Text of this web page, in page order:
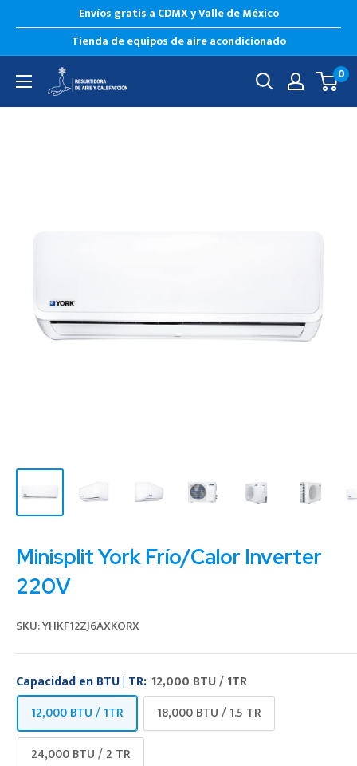
Envíos gratis a CDMX y Valle de México
Tienda de equipos de aire acondicionado
0
Minisplit York Frío/Calor Inverter
220V
SKU:YHKF12ZJ6AXKORX
Capacidad en BTU | TR: 12,000 BTU / 1TR
12,000 BTU / 1TR
18,000 BTU / 1.5 TR
24,000 BTU / 2 TR